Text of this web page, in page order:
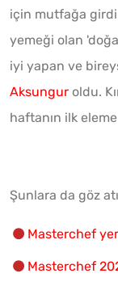
için mutfağa
yemeği olan
iyi yapan ve
Aksungur oldu.
haftanın ilk eleme
Şunlara da göz
Masterchef
Masterchef